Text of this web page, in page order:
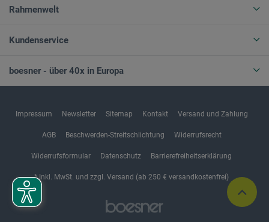
Rahmenwelt
Kundenservice
boesner - über 40x in Europa
Impressum Newsletter Sitemap Kontakt Versand und Zahlung
AGB Beschwerden-Streitschlichtung Widerrufsrecht
Widerrufsformular Datenschutz Barrierefreiheitserklärung
* Inkl. MwSt. und zzgl. Versand (ab 250 € versandkostenfrei)